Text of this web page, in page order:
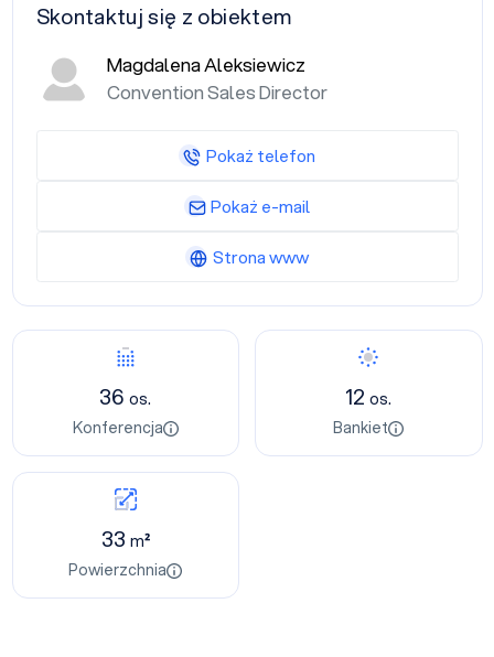
36os.
Konferencja
12os.
Bankiet
33 m²
Powierzchnia
Skontaktuj się z obiektem
Magdalena Aleksiewicz
Convention Sales Director
Pokaż telefon
Pokaż e-mail
Strona www